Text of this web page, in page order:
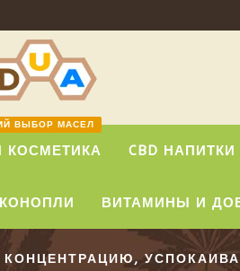
ВЫБОР МАСЕЛ
КОСМЕТИКА CBD НАПИТКИ
ВИТАМИНЫ И